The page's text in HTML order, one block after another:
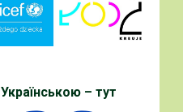
Українською – тут